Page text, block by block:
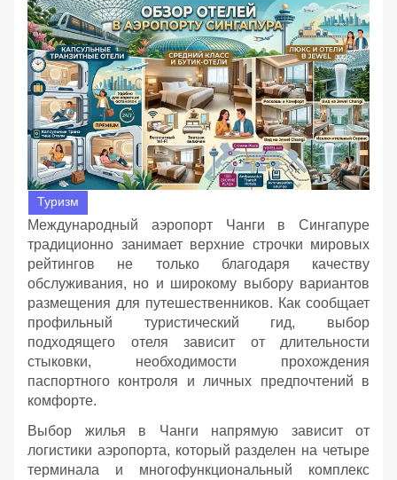
Туризм
Международный аэропорт Чанги в Сингапуре
традиционно занимает верхние строчки мировых
рейтингов не только благодаря качеству
обслуживания, но и широкому выбору вариантов
размещения для путешественников. Как сообщает
профильный туристический гид, выбор
подходящего отеля зависит от длительности
стыковки, необходимости прохождения
паспортного контроля и личных предпочтений в
комфорте.
Выбор жилья в Чанги напрямую зависит от
логистики аэропорта, который разделен на четыре
терминала и многофункциональный комплекс